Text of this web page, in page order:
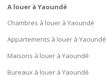
A louer à Yaoundé
Chambres à louer à Yaoundé
Appartements à louer à Yaoundé
Maisons à louer à Yaoundé
Bureaux à louer à Yaoundé